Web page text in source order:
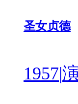
圣女贞德
1957|